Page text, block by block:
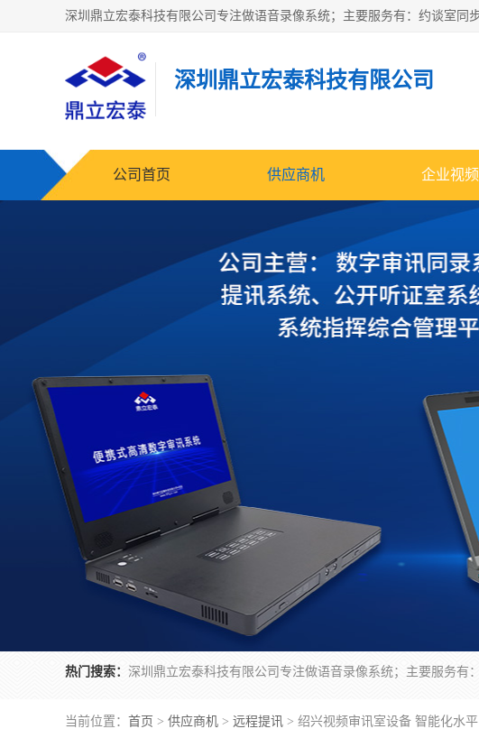
深圳鼎立宏泰科技有限公司
公司首页 供应商机 企业视频
热门搜索：
当前位置： 首页 > 供应商机 > 远程提讯 > 绍兴视频审讯室设备 智能化水平